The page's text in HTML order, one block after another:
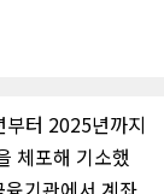
터 2025년까지
체포해 기소했